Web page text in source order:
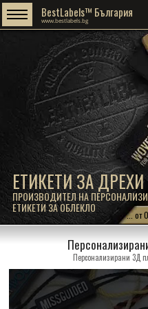
ЕТИКЕТИ ЗА ДРЕХИ
ПРОИЗВОДИТЕЛ НА
ЕТИКЕТИ ЗА ОБЛЕКЛО
BestLabels™ България
www.bestlabels.bg
... от
Персонализирани 3Д